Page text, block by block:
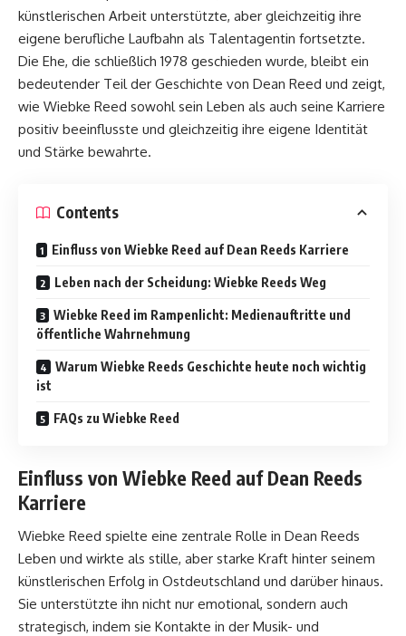
künstlerischen Arbeit unterstützte, aber gleichzeitig ihre
eigene berufliche Laufbahn als Talentagentin fortsetzte.
Die Ehe, die schließlich 1978 geschieden wurde, bleibt ein
bedeutender Teil der Geschichte von Dean Reed und zeigt,
wie Wiebke Reed sowohl sein Leben als auch seine Karriere
positiv beeinflusste und gleichzeitig ihre eigene Identität
und Stärke bewahrte.
Contents
Einfluss von Wiebke Reed auf Dean Reeds Karriere
Leben nach der Scheidung: Wiebke Reeds Weg
Wiebke Reed im Rampenlicht: Medienauftritte und
öffentliche Wahrnehmung
Warum Wiebke Reeds Geschichte heute noch wichtig
ist
FAQs zu Wiebke Reed
Einfluss von Wiebke Reed auf Dean Reeds
Karriere
Wiebke Reed spielte eine zentrale Rolle in Dean Reeds
Leben und wirkte als stille, aber starke Kraft hinter seinem
künstlerischen Erfolg in Ostdeutschland und darüber hinaus.
Sie unterstützte ihn nicht nur emotional, sondern auch
strategisch, indem sie Kontakte in der Musik- und